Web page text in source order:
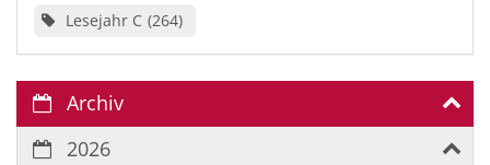
Lesejahr C 264
Archiv
2026